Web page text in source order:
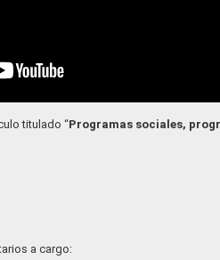
titulado “Programas sociales,
a cargo: